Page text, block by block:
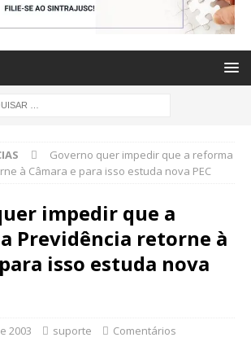
Governo quer impedir que a reforma
à Câmara e para isso estuda nova PEC
impedir que a
Previdência retorne à
isso estuda nova
2003 suporte
Comentários